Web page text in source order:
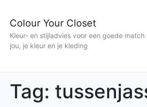
Colour Your Closet
Kleur- en stijladvies voor een goede match
jou, je kleur en je kleding
Tag: